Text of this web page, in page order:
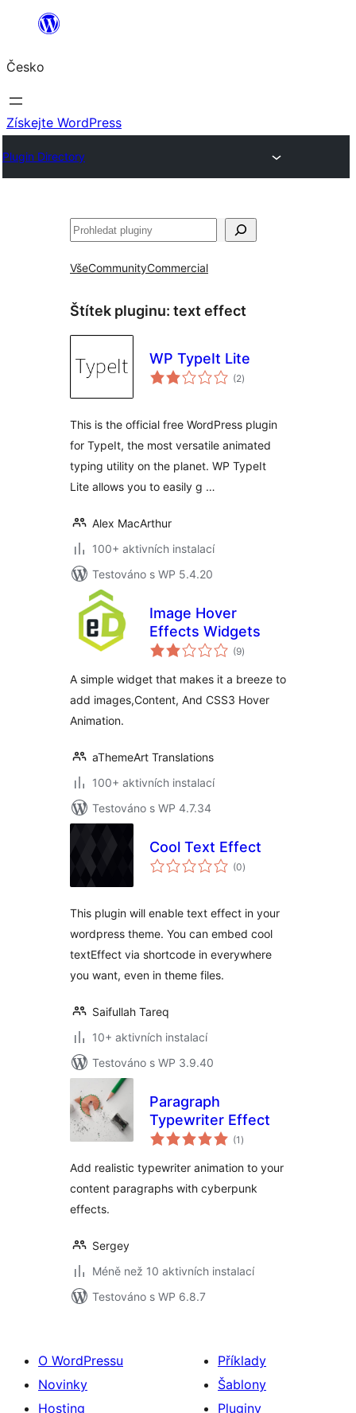
Přeskočit
obsah
Česko
Získejte WordPress
Plugin Directory
Hledat
VšeCommunityCommercial
Štítek pluginu: text effect
WP TypeIt Lite
(2celkové
hodnocení
)
This is the official free WordPress plugin
for TypeIt, the most versatile animated
typing utility on the planet. WP TypeIt
Lite allows you to easily g …
Alex MacArthur
100+ aktivních instalací
Testováno s WP 5.4.20
Image Hover
Effects Widgets
(9celkové
hodnocení
)
A simple widget that makes it a breeze to
add images,Content, And CSS3 Hover
Animation.
aThemeArt Translations
100+ aktivních instalací
Testováno s WP 4.7.34
Cool Text Effect
(0celkové
hodnocení
)
This plugin will enable text effect in your
wordpress theme. You can embed cool
textEffect via shortcode in everywhere
you want, even in theme files.
Saifullah Tareq
10+ aktivních instalací
Testováno s WP 3.9.40
Paragraph
Typewriter Effect
(1 celkové
hodnocení
)
Add realistic typewriter animation to your
content paragraphs with cyberpunk
effects.
Sergey
Méně než 10 aktivních instalací
Testováno s WP 6.8.7
O WordPressu
Novinky
Hosting
Příklady
Šablony
Pluginy